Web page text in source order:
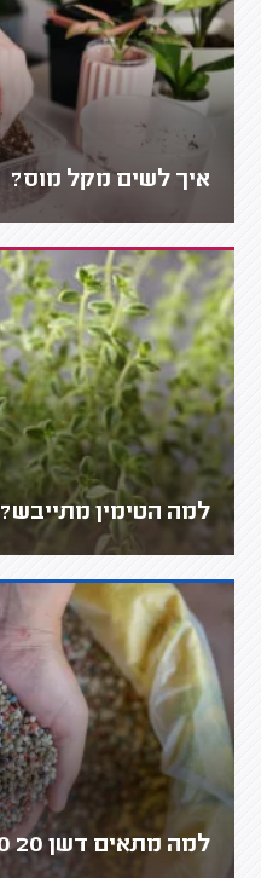
איך לשים מקל מוס?
למה הטימין מתייבש?
למה מתאים דשן 20 20 20?